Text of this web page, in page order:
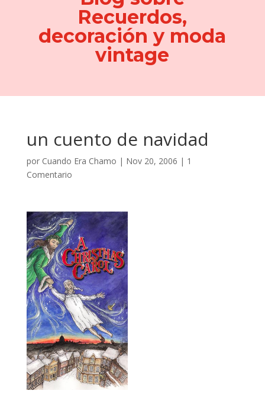
Recuerdos,
decoración y moda
vintage
un cuento de navidad
por Cuando Era Chamo | Nov 20, 2006 | 1
Comentario